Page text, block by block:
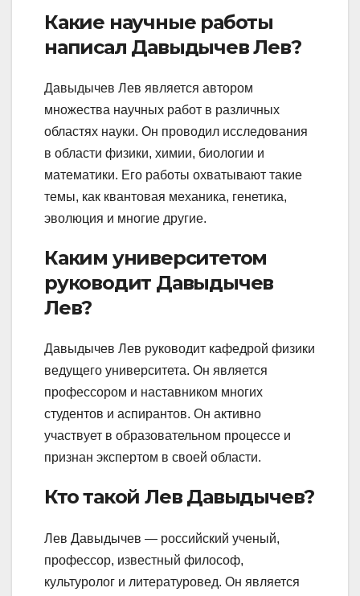
Какие научные работы
написал Давыдычев Лев?
Давыдычев Лев является автором
множества научных работ в различных
областях науки. Он проводил исследования
в области физики, химии, биологии и
математики. Его работы охватывают такие
темы, как квантовая механика, генетика,
эволюция и многие другие.
Каким университетом
руководит Давыдычев
Лев?
Давыдычев Лев руководит кафедрой физики
ведущего университета. Он является
профессором и наставником многих
студентов и аспирантов. Он активно
участвует в образовательном процессе и
признан экспертом в своей области.
Кто такой Лев Давыдычев?
Лев Давыдычев — российский ученый,
профессор, известный философ,
культуролог и литературовед. Он является